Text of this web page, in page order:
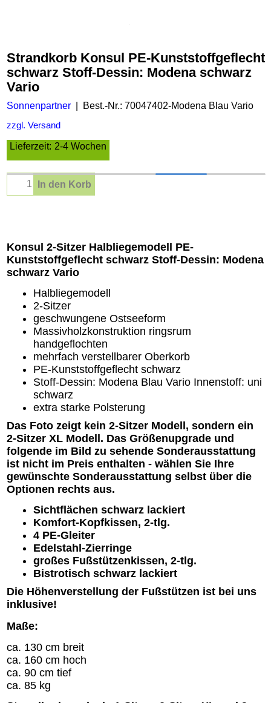
Strandkorb Konsul PE-Kunststoffgeflecht
schwarz Stoff-Dessin: Modena schwarz
Vario
Sonnenpartner Best.-Nr.: 70047402-Modena Blau Vario
zzgl. Versand
Lieferzeit: 2-4 Wochen
In den Korb
Konsul 2-Sitzer Halbliegemodell PE-
Kunststoffgeflecht schwarz Stoff-Dessin: Modena
schwarz Vario
Halbliegemodell
2-Sitzer
geschwungene Ostseeform
Massivholzkonstruktion ringsrum
handgeflochten
mehrfach verstellbarer Oberkorb
PE-Kunststoffgeflecht schwarz
Stoff-Dessin: Modena Blau Vario Innenstoff: uni
schwarz
extra starke Polsterung
Das Foto zeigt kein 2-Sitzer Modell, sondern ein
2-Sitzer XL Modell. Das Größenupgrade und
folgende im Bild zu sehende Sonderausstattung
ist nicht im Preis enthalten - wählen Sie Ihre
gewünschte Sonderausstattung selbst über die
Optionen rechts aus.
Sichtflächen schwarz lackiert
Komfort-Kopfkissen, 2-tlg.
4 PE-Gleiter
Edelstahl-Zierringe
großes Fußstützenkissen, 2-tlg.
Bistrotisch schwarz lackiert
Die Höhenverstellung der Fußstützen ist bei uns
inklusive!
Maße:
ca. 130 cm breit
ca. 160 cm hoch
ca. 90 cm tief
ca. 85 kg